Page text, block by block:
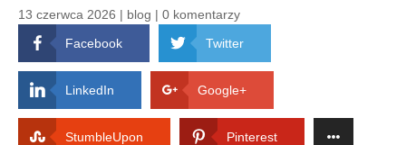
13 czerwca 2026 | blog | 0 komentarzy
Facebook
Twitter
LinkedIn Google+
StumbleUpon Pinterest